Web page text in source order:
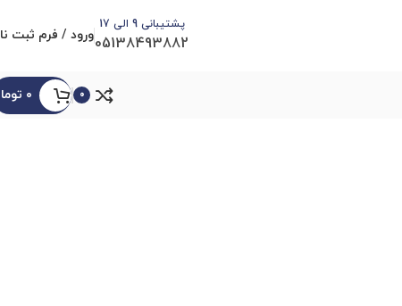
پشتیبانی 9 الی 17
05138493882ورود / فرم ثبت
0 ۰